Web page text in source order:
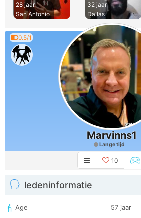
28 jaar
San Antonio
32 jaar
Dallas
0.5/1
Marvinns1
Lange tijd
10
ledeninformatie
Age
57 jaar